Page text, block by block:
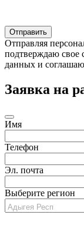
Отправляя
подтверждаю свое
данных и
Заявка на
Имя
Телефон
Эл. почта
Выберите регион